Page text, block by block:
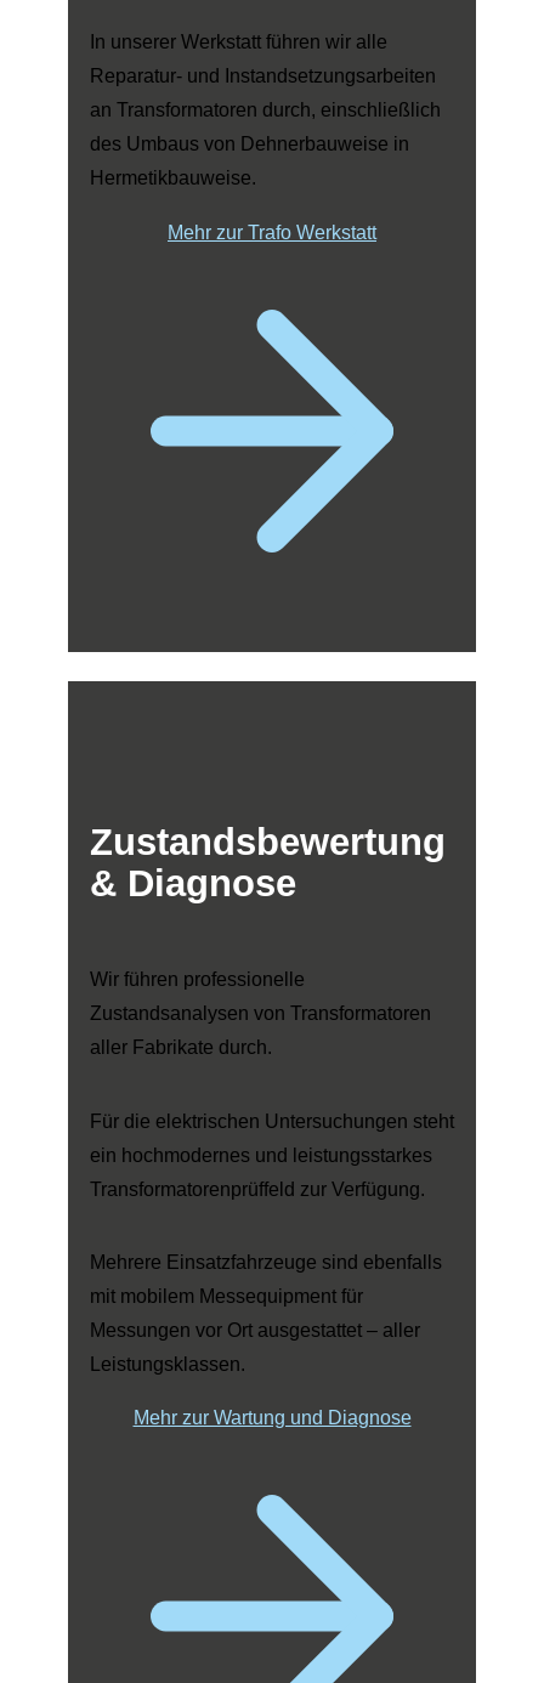
In unserer Werkstatt führen wir alle
Reparatur- und Instandsetzungsarbeiten
an Transformatoren durch, einschließlich
des Umbaus von Dehnerbauweise in
Hermetikbauweise.
Mehr zur Trafo Werkstatt
Zustandsbewertung
& Diagnose
Wir führen professionelle
Zustandsanalysen von Transformatoren
aller Fabrikate durch.
Für die elektrischen Untersuchungen steht
ein hochmodernes und leistungsstarkes
Transformatorenprüffeld zur Verfügung.
Mehrere Einsatzfahrzeuge sind ebenfalls
mit mobilem Messequipment für
Messungen vor Ort ausgestattet – aller
Leistungsklassen.
Mehr zur Wartung und Diagnose